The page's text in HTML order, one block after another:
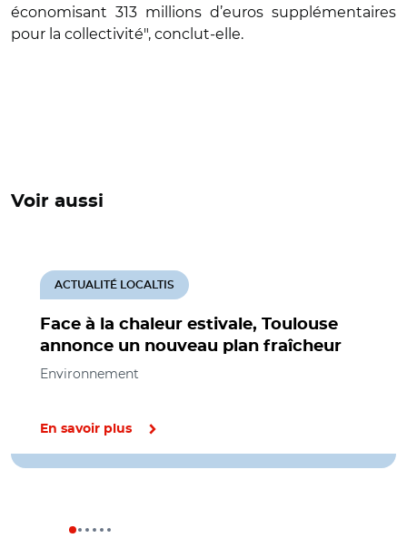
économisant 313 millions d’euros supplémentaires
pour la collectivité", conclut-elle.
Voir aussi
Face à la chaleur estivale, Toulouse
annonce un nouveau plan fraîcheur
ACTUALITÉ LOCALTIS
Environnement
En savoir plus